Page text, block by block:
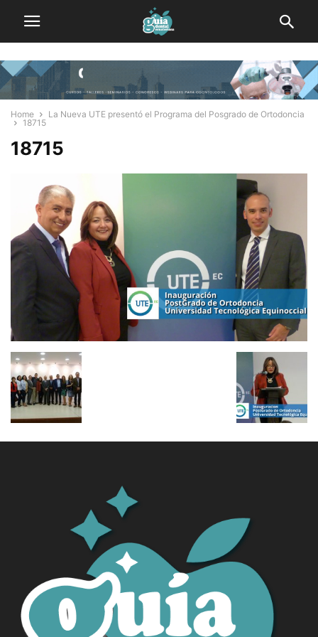
Home
La Nueva UTE presentó el Programa del Posgrado de Ortodoncia
18715
18715